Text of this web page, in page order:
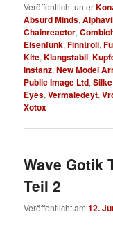
Veröffentlicht unter
Absurd Minds,
Chainreactor,
Eisenfunk,Finntroll,
Kite,Klangstabil,
Instanz,New Model
Public Image Ltd,
Eyes,Vermaledeyt,
Xotox
Wave Gotik
Teil 2
Veröffentlicht am12.